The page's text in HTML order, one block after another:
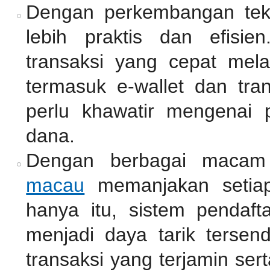
Dengan perkembangan
lebih praktis dan
transaksi yang cepat
termasuk e-wallet dan
perlu khawatir mengenai
dana.
Dengan berbagai
macau memanjakan
hanya itu, sistem
menjadi daya tarik
transaksi yang terjamin